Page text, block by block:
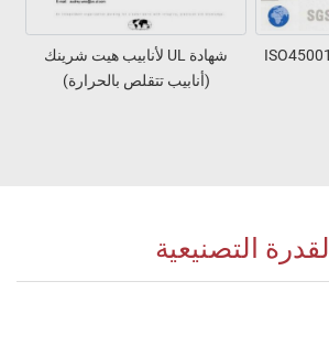
شهادة UL لأنابيب هيت شرينك
(أنابيب تتقلص بالحرارة)
القدرة التصنيعية